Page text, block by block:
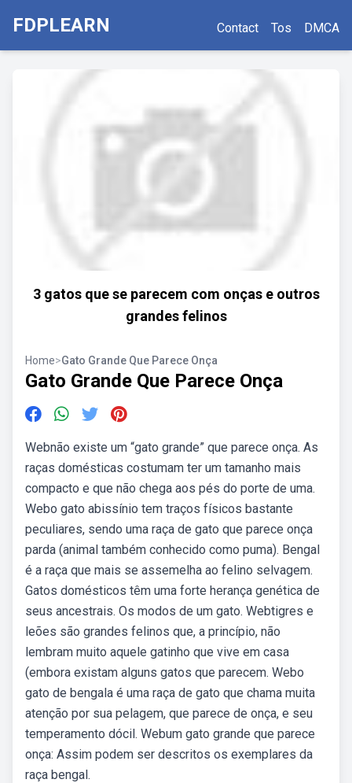
FDPLEARN Contact Tos DMCA
3 gatos que se parecem com onças e outros
grandes felinos
Home>Gato Grande Que Parece Onça
Gato Grande Que Parece Onça
Webnão existe um “gato grande” que parece onça. As
raças domésticas costumam ter um tamanho mais
compacto e que não chega aos pés do porte de uma.
Webo gato abissínio tem traços físicos bastante
peculiares, sendo uma raça de gato que parece onça
parda (animal também conhecido como puma). Bengal
é a raça que mais se assemelha ao felino selvagem.
Gatos domésticos têm uma forte herança genética de
seus ancestrais. Os modos de um gato. Webtigres e
leões são grandes felinos que, a princípio, não
lembram muito aquele gatinho que vive em casa
(embora existam alguns gatos que parecem. Webo
gato de bengala é uma raça de gato que chama muita
atenção por sua pelagem, que parece de onça, e seu
temperamento dócil. Webum gato grande que parece
onça: Assim podem ser descritos os exemplares da
raça bengal.